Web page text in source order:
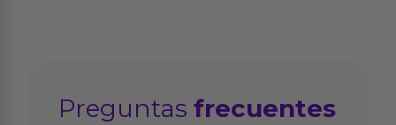
Preguntasfrecuentes